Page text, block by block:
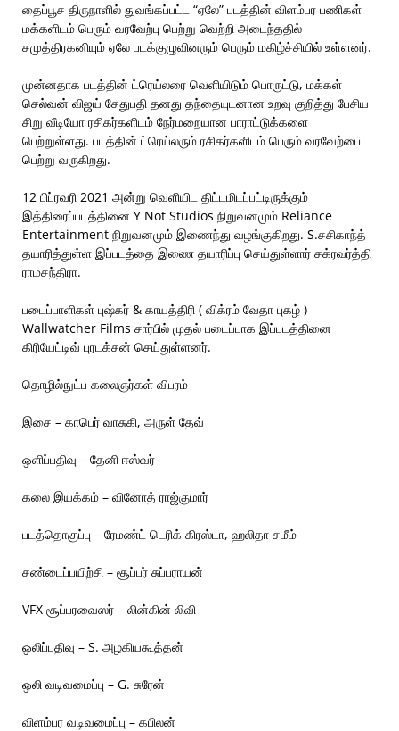
தைப்பூச திருநாளில் துவங்கப்பட்ட “ஏலே” படத்தின் விளம்பர பணிகள்
மக்களிடம் பெரும் வரவேற்பு பெற்று வெற்றி அடைந்ததில்
சமுத்திரகனியும் ஏலே படக்குழுவினரும் பெரும் மகிழ்ச்சியில் உள்ளனர்.
முன்னதாக படத்தின் ட்ரெய்லரை வெளியிடும் பொருட்டு, மக்கள்
செல்வன் விஜய் சேதுபதி தனது தந்தையுடனான உறவு குறித்து பேசிய
சிறு வீடியோ ரசிகர்களிடம் நேர்மறையான பாராட்டுக்களை
பெற்றுள்ளது. படத்தின் ட்ரெய்லரும் ரசிகர்களிடம் பெரும் வரவேற்பை
பெற்று வருகிறது.
12 பிப்ரவரி 2021 அன்று வெளியிட திட்டமிடப்பட்டிருக்கும்
இத்திரைப்படத்தினை Y Not Studios நிறுவனமும் Reliance
Entertainment நிறுவனமும் இணைந்து வழங்குகிறது. S.சசிகாந்த்
தயாரித்துள்ள இப்படத்தை இணை தயாரிப்பு செய்துள்ளார் சக்ரவர்த்தி
ராமசந்திரா.
படைப்பாளிகள் புஷ்கர் & காயத்திரி ( விக்ரம் வேதா புகழ் )
Wallwatcher Films சார்பில் முதல் படைப்பாக இப்படத்தினை
கிரியேட்டிவ் புரடக்சன் செய்துள்ளனர்.
தொழில்நுட்ப கலைஞர்கள் விபரம்
இசை – காபெர் வாசுகி, அருள் தேவ்
ஒளிப்பதிவு – தேனி ஈஸ்வர்
கலை இயக்கம் – வினோத் ராஜ்குமார்
படத்தொகுப்பு – ரேமண்ட் டெரிக் கிரஸ்டா, ஹலிதா சமீம்
சண்டைப்பயிற்சி – சூப்பர் சுப்பராயன்
VFX சூப்பரவைஸர் – லின்கின் லிவி
ஒலிப்பதிவு – S. அழகியகூத்தன்
ஒலி வடிவமைப்பு – G. சுரேன்
விளம்பர வடிவமைப்பு – கபிலன்